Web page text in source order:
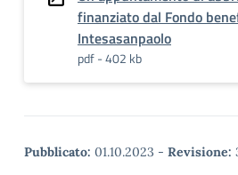
finanziato dal Fondo
Intesasanpaolo
pdf - 402 kb
Pubblicato: 01.10.2023 - Revisione: